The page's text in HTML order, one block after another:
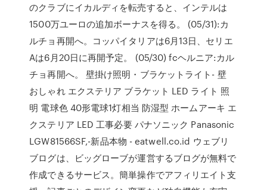
のクラブにイカルディを転売すると、インテルは
1500万ユーロの追加ボーナスを得る。 (05/31):カ
ルチョ再開へ。コッパイタリアは6月13日、セリエ
Aは6月20日に再開予定。 (05/30) fcヘルニア:カル
チョ再開へ。 壁掛け照明・ブラケットライト- 壁
おしゃれ エクステリア ブラケット LED ライト 照
明 電球色 40形電球1灯相当 防湿型 ホームアーキ エ
クステリア LED 工事必要 パナソニック Panasonic
LGW81566SF,-新品本物 - eatwell.co.id ウェブリ
ブログは、ビッグローブが運営するブログが無料で
作成できるサービス。簡単操作でアフィリエイト支